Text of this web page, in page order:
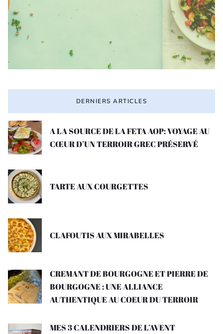
DERNIERS ARTICLES
A LA SOURCE DE LA FETA AOP: VOYAGE AU
CŒUR D’UN TERROIR GREC PRÉSERVÉ
TARTE AUX COURGETTES
CLAFOUTIS AUX MIRABELLES
CREMANT DE BOURGOGNE ET PIERRE DE
BOURGOGNE : UNE ALLIANCE
AUTHENTIQUE AU COEUR DU TERROIR
MES 3 CALENDRIERS DE L’AVENT